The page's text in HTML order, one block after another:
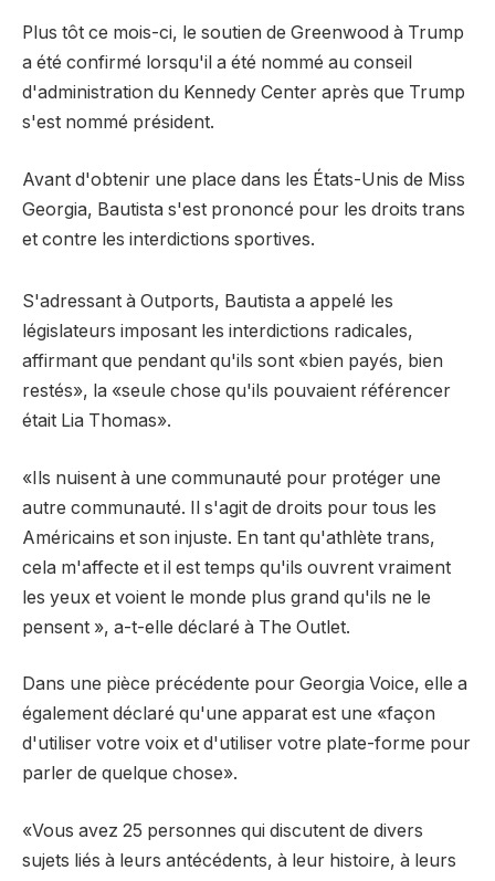
Plus tôt ce mois-ci, le soutien de Greenwood à Trump
a été confirmé lorsqu'il a été nommé au conseil
d'administration du Kennedy Center après que Trump
s'est nommé président.
Avant d'obtenir une place dans les États-Unis de Miss
Georgia, Bautista s'est prononcé pour les droits trans
et contre les interdictions sportives.
S'adressant à Outports, Bautista a appelé les
législateurs imposant les interdictions radicales,
affirmant que pendant qu'ils sont «bien payés, bien
restés», la «seule chose qu'ils pouvaient référencer
était Lia Thomas».
«Ils nuisent à une communauté pour protéger une
autre communauté. Il s'agit de droits pour tous les
Américains et son injuste. En tant qu'athlète trans,
cela m'affecte et il est temps qu'ils ouvrent vraiment
les yeux et voient le monde plus grand qu'ils ne le
pensent », a-t-elle déclaré à The Outlet.
Dans une pièce précédente pour Georgia Voice, elle a
également déclaré qu'une apparat est une «façon
d'utiliser votre voix et d'utiliser votre plate-forme pour
parler de quelque chose».
«Vous avez 25 personnes qui discutent de divers
sujets liés à leurs antécédents, à leur histoire, à leurs